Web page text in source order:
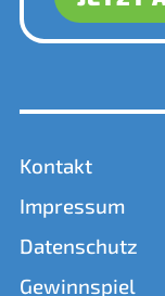
Kontakt
Impressum
Datenschutz
Gewinnspiel